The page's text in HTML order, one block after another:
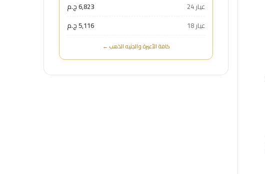
عيار 24
6,823 ج.م
عيار 18
5,116 ج.م
كافة الأعيرة والجنيه الذهب ←